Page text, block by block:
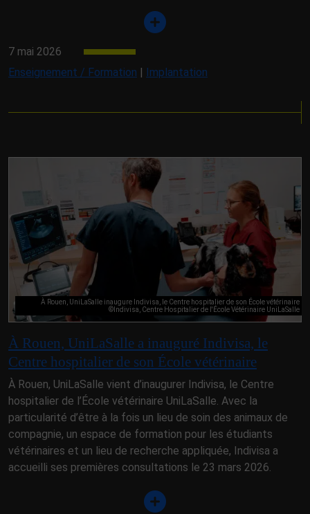
7 mai 2026
Enseignement / Formation | Implantation
À Rouen, UniLaSalle inaugure Indivisa, le Centre hospitalier de son École vétérinaire
©Indivisa, Centre Hospitalier de l'École Vétérinaire UniLaSalle
À Rouen, UniLaSalle a inauguré Indivisa, le
Centre hospitalier de son École vétérinaire
À Rouen, UniLaSalle vient d’inaugurer Indivisa, le Centre
hospitalier de l’École vétérinaire UniLaSalle. Avec la
particularité d’être à la fois un lieu de soin des animaux de
compagnie, un espace de formation pour les étudiants
vétérinaires et un lieu de recherche appliquée, Indivisa a
accueilli ses premières consultations le 23 mars 2026.